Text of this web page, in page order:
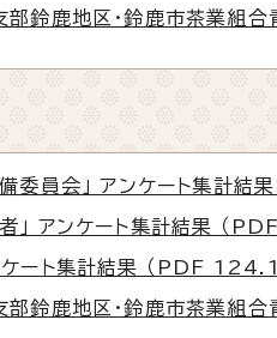
鈴鹿地区・鈴鹿市茶業組合
備委員会」 アンケート集計
」 アンケート集計結果 （
ート集計結果 （PDF
鈴鹿地区・鈴鹿市茶業組